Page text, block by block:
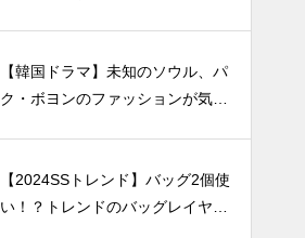
【韓国ドラマ】未知のソウル、パ
ク・ボヨンのファッションが気に
【2024SSトレンド】バッグ2個使
い！？トレンドのバッグレイヤー